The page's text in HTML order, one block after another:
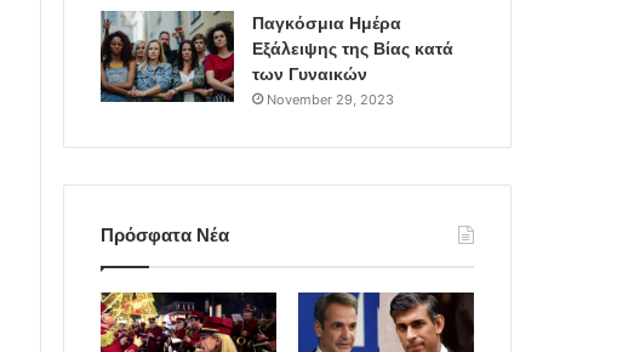
Παγκόσμια Ημέρα
Εξάλειψης της Βίας κατά
των Γυναικών
November 29, 2023
Πρόσφατα Νέα